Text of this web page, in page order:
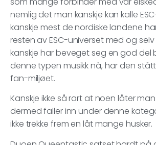
nemlig det man kanskje kan kalle
kanskje mest de nordiske landene
resten av ESC-universet med og
kanskje har beveget seg en god del
denne typen musikk nå, har den
fan-miljøet.
Kanskje ikke så rart at noen låter
dermed faller inn under denne
ikke trekke frem en låt mange husker.